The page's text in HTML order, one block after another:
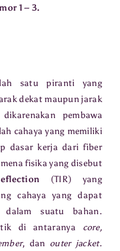
1 – 3.
satu piranti yang
dekat maupun jarak
pembawa
cahaya yang memiliki
dasar kerja dari fiber
fisika yang disebut
(TIR) yang
cahaya yang dapat
dalam suatu bahan.
di antaranya core,
, dan outer jacket.